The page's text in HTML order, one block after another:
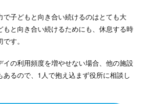
で子どもと向き合い続けるのはとても大
もと向き合い続けるためにも、休息する時
す。
イの利用頻度を増やせない場合、他の施設
あるので、1人で抱え込まず役所に相談し